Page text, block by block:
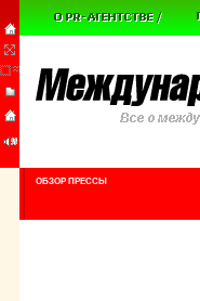
ОБЗОР ПРЕССЫ